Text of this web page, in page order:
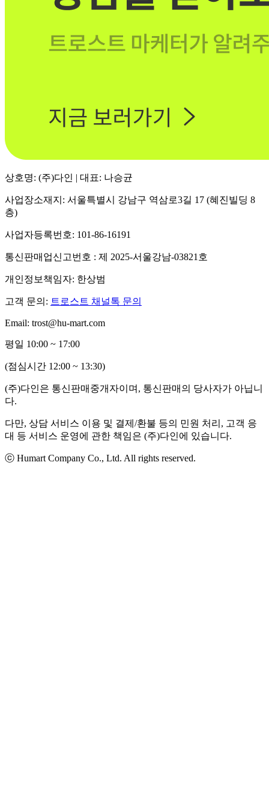
상호명: (주)다인 | 대표: 나승균
사업장소재지: 서울특별시 강남구 역삼로3길 17 (혜진빌딩 8
층)
사업자등록번호: 101-86-16191
통신판매업신고번호 : 제 2025-서울강남-03821호
개인정보책임자: 한상범
고객 문의: 트로스트 채널톡 문의
Email: trost@hu-mart.com
평일 10:00 ~ 17:00
(점심시간 12:00 ~ 13:30)
(주)다인은 통신판매중개자이며, 통신판매의 당사자가 아닙니
다.
다만, 상담 서비스 이용 및 결제/환불 등의 민원 처리, 고객 응
대 등 서비스 운영에 관한 책임은 (주)다인에 있습니다.
ⓒ Humart Company Co., Ltd. All rights reserved.